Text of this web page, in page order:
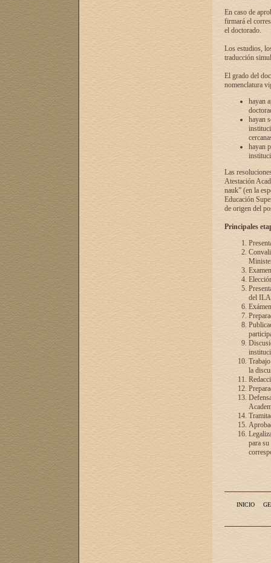
En caso de
firmará el
el doctorado.
Los estudios,
traducción
El grado del
nomenclatura
hayan
hayan
hayan
Las
Atestación
nauk” (en la
Educación
de origen del
Principales
del
la
para
INICIO